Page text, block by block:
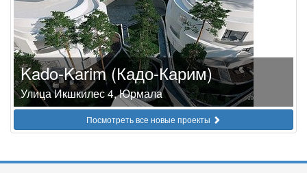
Kado-Karim (Кадо-Карим)
Улица Икшкилес 4, Юрмала
Посмотреть все новые проекты